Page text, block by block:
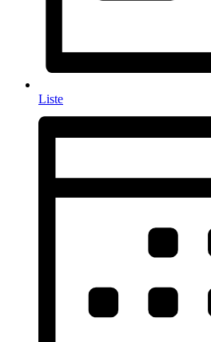
Liste